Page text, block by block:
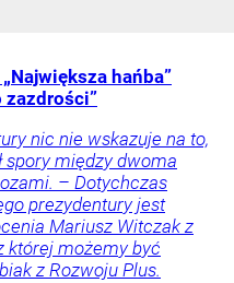
hańba”
zazdrości”
nic nie wskazuje na to,
spory między dwoma
– Dotychczas
prezydentury jest
Mariusz Witczak z
której możemy być
z Rozwoju Plus.